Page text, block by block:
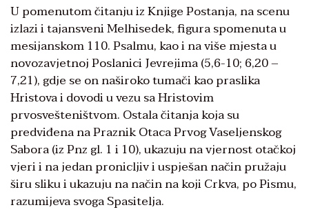
U pomenutom čitanju iz Knjige Postanja, na scenu
izlazi i tajansveni Melhisedek, figura spomenuta u
mesijanskom 110. Psalmu, kao i na više mjesta u
novozavjetnoj Poslanici Jevrejima (5,6-10; 6,20 –
7,21), gdje se on naširoko tumači kao praslika
Hristova i dovodi u vezu sa Hristovim
prvosvešteništvom. Ostala čitanja koja su
predviđena na Praznik Otaca Prvog Vaseljenskog
Sabora (iz Pnz gl. 1 i 10), ukazuju na vjernost otačkoj
vjeri i na jedan pronicljiv i uspješan način pružaju
širu sliku i ukazuju na način na koji Crkva, po Pismu,
razumijeva svoga Spasitelja.